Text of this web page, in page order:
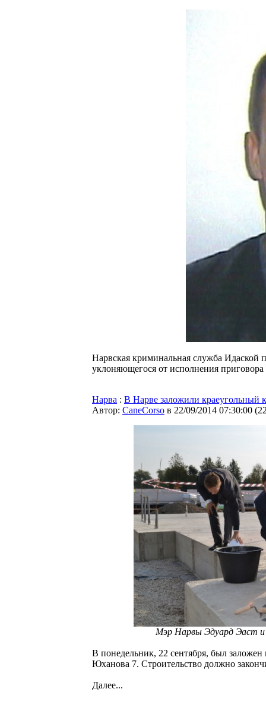
Нарвская криминальная служба Идаской
уклоняющегося от исполнения приговора
Нарва : В Нарве заложили краеугольный
Автор: CaneCorso в 22/09/2014 07:30:00 (
Мэр Нарвы Эдуард Эаст и
В понедельник, 22 сентября, был
Юханова 7. Строительство должно
Далее...